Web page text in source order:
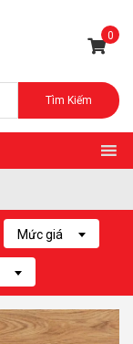
0
Tìm Kiếm
Mức giá